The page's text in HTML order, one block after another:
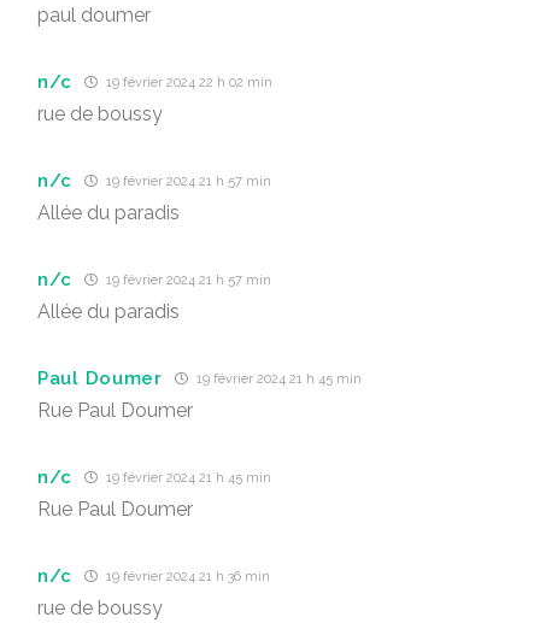
paul doumer
n/c 19 février 2024 22 h 02 min
rue de boussy
n/c 19 février 2024 21 h 57 min
Allée du paradis
n/c 19 février 2024 21 h 57 min
Allée du paradis
Paul Doumer 19 février 2024 21 h 45 min
Rue Paul Doumer
n/c 19 février 2024 21 h 45 min
Rue Paul Doumer
n/c 19 février 2024 21 h 36 min
rue de boussy